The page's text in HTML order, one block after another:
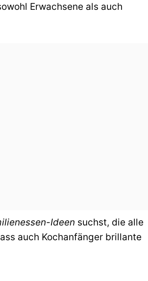
Erwachsene als auch
Ideen suchst, die alle
auch Kochanfänger brillante